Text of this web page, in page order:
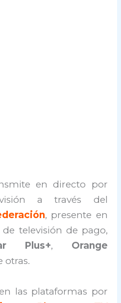
en directo por
a través del
, presente en
de televisión de pago,
Plus+, Orange
otras.
las plataformas por